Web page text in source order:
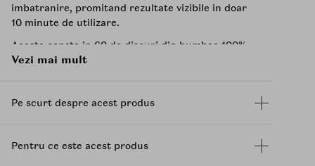
imbatranire, promitand rezultate vizibile in doar
10 minute de utilizare.
Acesta consta in 60 de discuri din bumbac 100%
pur, de dimensiuni generoase (7 cm), imbibate
eficienta pentru o piele calmata, ferma si cu o
Ingrediente cheie si beneficiile lor:
Vezi mai mult
Pe scurt despre acest produs
Pentru ce este acest produs